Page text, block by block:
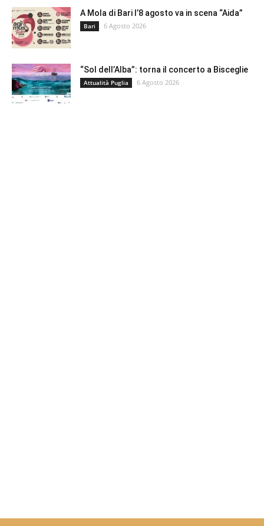
A Mola di Bari l’8 agosto va in scena “Aida”
Bari 6 Agosto 2026
“Sol dell’Alba”: torna il concerto a Bisceglie
Attualità Puglia 6 Agosto 2026